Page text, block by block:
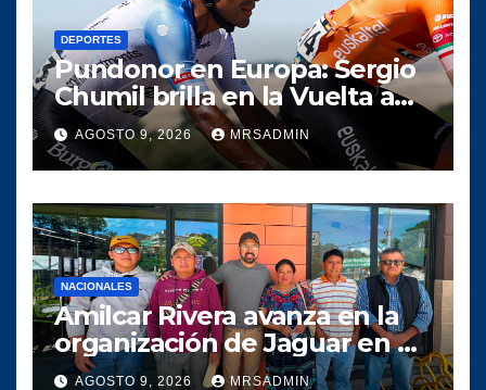
DEPORTES
Pundonor en Europa: Sergio
Chumil brilla en la Vuelta a
Burgos y se codea con la élite
antes de un amargo
abandono
AGOSTO 9, 2026 MRSADMIN
NACIONALES
Amilcar Rivera avanza en la
organización de Jaguar en el
departamento de Guatemala
AGOSTO 9, 2026 MRSADMIN